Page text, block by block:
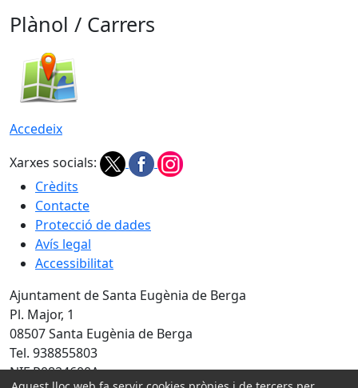
Plànol / Carrers
Accedeix
Xarxes socials:
Crèdits
Contacte
Protecció de dades
Avís legal
Accessibilitat
Ajuntament de Santa Eugènia de Berga
Pl. Major, 1
08507 Santa Eugènia de Berga
Tel. 938855803
NIF P0824600A